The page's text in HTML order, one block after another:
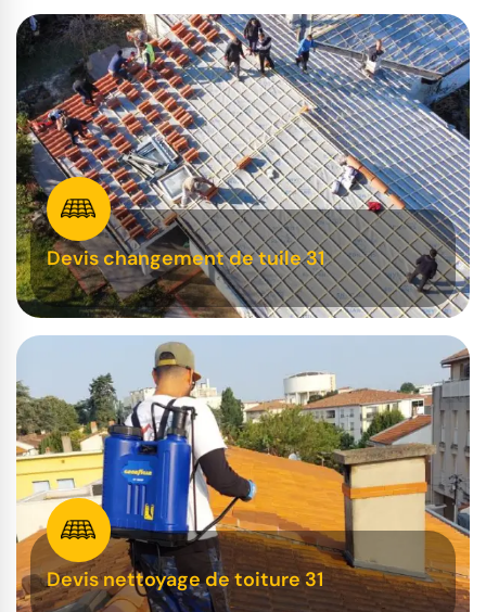
Devis changement de tuile 31
Devis nettoyage de toiture 31